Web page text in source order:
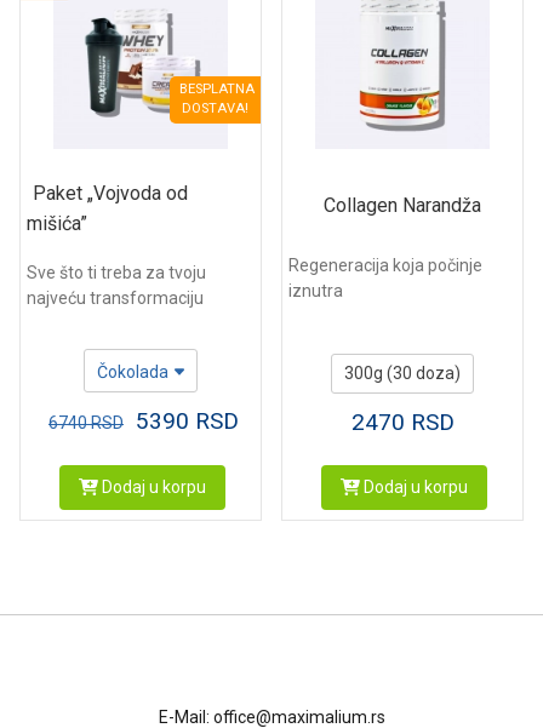
BESPLATNA
DOSTAVA!
Paket „Vojvoda od
mišića”
Sve što ti treba za tvoju
najveću transformaciju
Čokolada
6740RSD 5390 RSD
Dodaj u korpu
Collagen Narandža
Regeneracija koja počinje
iznutra
300g (30 doza)
2470 RSD
Dodaj u korpu
E-Mail: office@maximalium.rs